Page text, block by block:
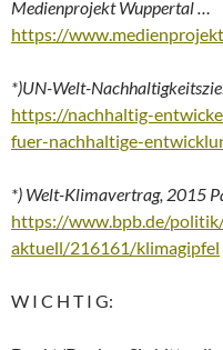
Medienprojekt Wuppertal …
https://
*)UN-Welt-
https://nachhaltig-
fuer-nachhaltige-
*) Welt-Klimavertrag, 2015
https://www.bpb.de/
aktuell/216161/klimagipfel
W I C H T I G: